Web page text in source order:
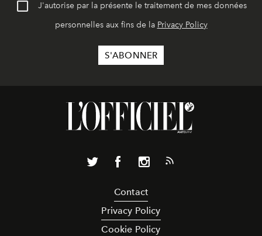
J'autorise par la présente le traitement de mes données
personnelles aux fins de la Privacy Policy
Contact
Privacy Policy
Cookie Policy